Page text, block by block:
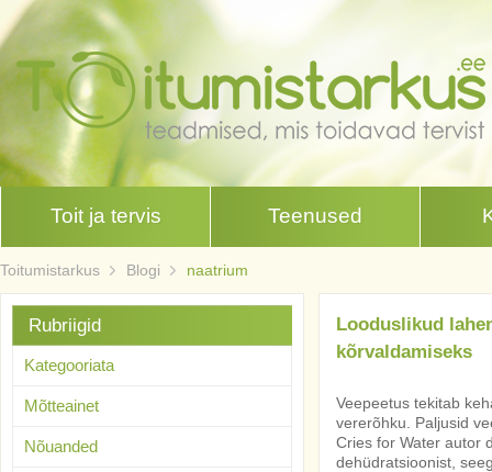
Toit ja tervis Teenused
Toitumistarkus Blogi naatrium
Looduslikud
kõrvaldamiseks
Veepeetus tekitab
vererõhku. Paljusid
Cries for Water autor
dehüdratsioonist,
Rubriigid
Kategooriata
Mõtteainet
Nõuanded